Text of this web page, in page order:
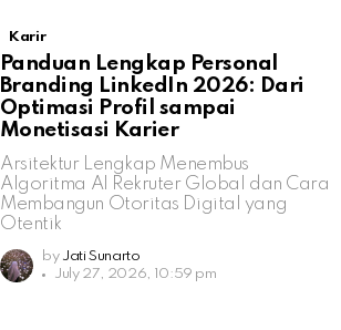
Karir
Panduan Lengkap Personal
Branding LinkedIn 2026: Dari
Optimasi Profil sampai
Monetisasi Karier
Arsitektur Lengkap Menembus
Algoritma AI Rekruter Global dan Cara
Membangun Otoritas Digital yang
Otentik
by Jati Sunarto
July 27, 2026, 10:59 pm